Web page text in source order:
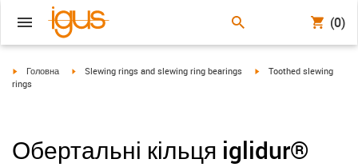
(0)
igus-icon-arrow-right
Головна igus-icon-arrow-right
Slewing rings and slewing ring bearings igus-icon-arrow-right
Toothed slewing
rings
Обертальні кільця iglidur®